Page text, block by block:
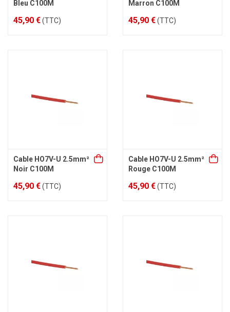
Bleu C100M
45,90 €(TTC)
Marron C100M
45,90 €(TTC)
Cable HO7V-U 2.5mm²
Noir C100M
45,90 €(TTC)
Cable HO7V-U 2.5mm²
Rouge C100M
45,90 €(TTC)